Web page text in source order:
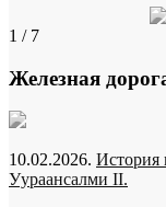
1 / 7
Железная
10.02.2026. История
Уураансалми II.